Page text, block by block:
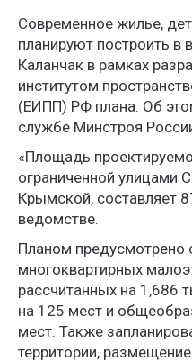
Современное жилье,
планируют построить в
Каланчак в рамках
институтом
(ЕИПП) РФ плана. Об
службе Минстроя
«Площадь
ограниченной улицами
Крымской, составляет
ведомстве.
Планом предусмотрено
многоквартирных
рассчитанных на 1,686
на 125 мест и
мест. Также
территории,